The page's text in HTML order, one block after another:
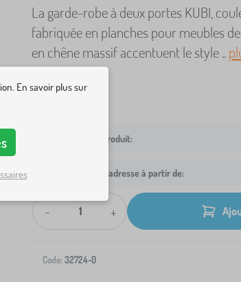
La garde-robe à deux portes KUBI,
fabriquée en planches pour meubles
en chêne massif accentuent le style ..
Livraison à votre adresse à partir de:
- +
Code: 32724-0
En savoir plus sur